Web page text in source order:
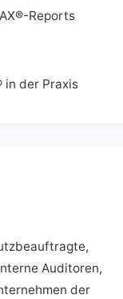
Reports
in der Praxis
Auditoren,
der